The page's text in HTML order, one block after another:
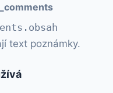
text poznámky.